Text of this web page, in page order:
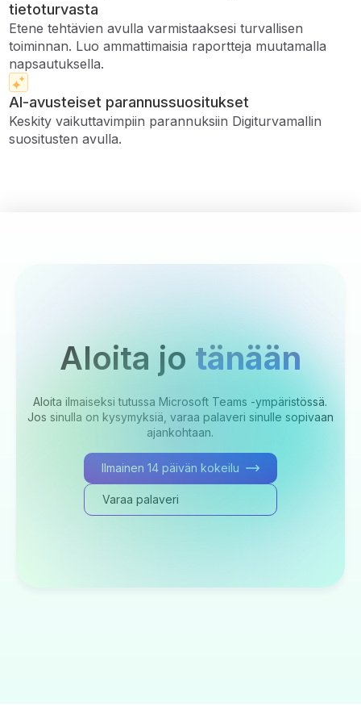
tietoturvasta
Etene tehtävien avulla varmistaaksesi turvallisen
toiminnan. Luo ammattimaisia ​​raportteja muutamalla
napsautuksella.
AI-avusteiset parannussuositukset
Keskity vaikuttavimpiin parannuksiin Digiturvamallin
suositusten avulla.
Aloita jo tänään
Aloita ilmaiseksi tutussa Microsoft Teams -ympäristössä.
Jos sinulla on kysymyksiä, varaa palaveri sinulle sopivaan
ajankohtaan.
Ilmainen 14 päivän kokeilu
Varaa palaveri